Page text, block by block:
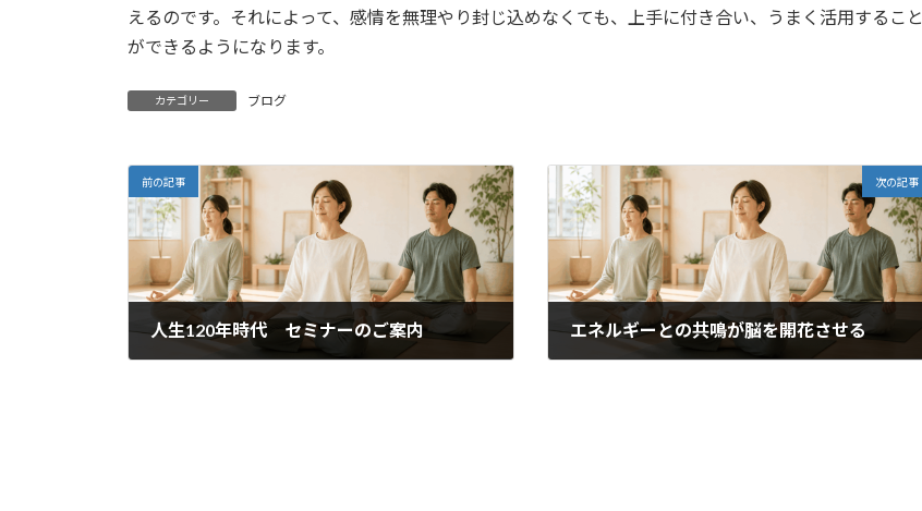
えるのです。それによって、感情を無理やり封じ込めなくても、上手に付き合い、うまく活用すること
ができるようになります。
カテゴリー ブログ
前の記事
人生120年時代 セミナーのご案内
次の記事
エネルギーとの共鳴が脳を開花させる